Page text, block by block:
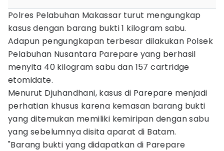
Polres Pelabuhan Makassar turut mengungkap
kasus dengan barang bukti 1 kilogram sabu.
Adapun pengungkapan terbesar dilakukan Polsek
Pelabuhan Nusantara Parepare yang berhasil
menyita 40 kilogram sabu dan 157 cartridge
etomidate.
Menurut Djuhandhani, kasus di Parepare menjadi
perhatian khusus karena kemasan barang bukti
yang ditemukan memiliki kemiripan dengan sabu
yang sebelumnya disita aparat di Batam.
"Barang bukti yang didapatkan di Parepare